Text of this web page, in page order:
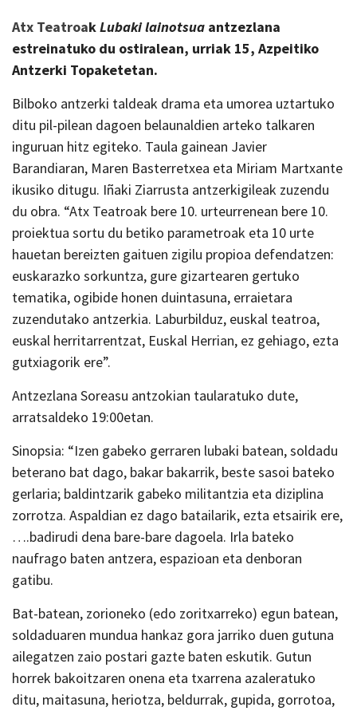
Atx TeatroakLubaki lainotsua antzezlana
estreinatuko du ostiralean, urriak 15, Azpeitiko
Antzerki Topaketetan.
Bilboko antzerki taldeak drama eta umorea uztartuko
ditu pil-pilean dagoen belaunaldien arteko talkaren
inguruan hitz egiteko. Taula gainean Javier
Barandiaran, Maren Basterretxea eta Miriam Martxante
ikusiko ditugu. Iñaki Ziarrusta antzerkigileak zuzendu
du obra. “Atx Teatroak bere 10. urteurrenean bere 10.
proiektua sortu du betiko parametroak eta 10 urte
hauetan bereizten gaituen zigilu propioa defendatzen:
euskarazko sorkuntza, gure gizartearen gertuko
tematika, ogibide honen duintasuna, erraietara
zuzendutako antzerkia. Laburbilduz, euskal teatroa,
euskal herritarrentzat, Euskal Herrian, ez gehiago, ezta
gutxiagorik ere”.
Antzezlana Soreasu antzokian taularatuko dute,
arratsaldeko 19:00etan.
Sinopsia: “Izen gabeko gerraren lubaki batean, soldadu
beterano bat dago, bakar bakarrik, beste sasoi bateko
gerlaria; baldintzarik gabeko militantzia eta diziplina
zorrotza. Aspaldian ez dago batailarik, ezta etsairik ere,
….badirudi dena bare-bare dagoela. Irla bateko
naufrago baten antzera, espazioan eta denboran
gatibu.
Bat-batean, zorioneko (edo zoritxarreko) egun batean,
soldaduaren mundua hankaz gora jarriko duen gutuna
ailegatzen zaio postari gazte baten eskutik. Gutun
horrek bakoitzaren onena eta txarrena azaleratuko
ditu, maitasuna, heriotza, beldurrak, gupida, gorrotoa,